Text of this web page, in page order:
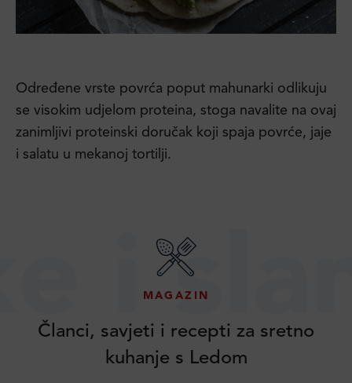
Određene vrste povrća poput mahunarki odlikuju
se visokim udjelom proteina, stoga navalite na ovaj
zanimljivi proteinski doručak koji spaja povrće, jaje
i salatu u mekanoj tortilji.
MAGAZIN
Članci, savjeti i recepti za sretno
kuhanje s Ledom